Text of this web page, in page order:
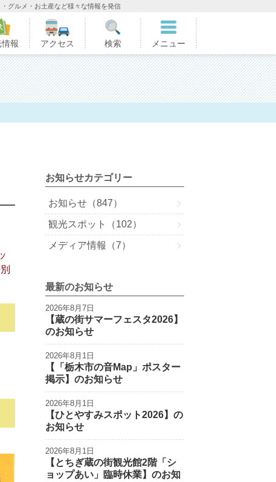
グルメ・お土産など様々な情報を発信
報 アクセス 検索 メニュー
お知らせカテゴリー
お知らせ（847）
観光スポット（102）
メディア情報（7）
最新のお知らせ
2026年8月7日
【蔵の街サマーフェスタ2026】
のお知らせ
2026年8月1日
【「栃木市の音Map」ポスター
掲示】のお知らせ
2026年8月1日
【ひとやすみスポット2026】の
お知らせ
2026年8月1日
【とちぎ蔵の街観光館2階「シ
ョップあい」臨時休業】のお知